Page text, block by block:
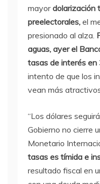
mayordolarización
preelectorales, el
presionado al alza.
aguas, ayer el
tasas de interés
intento de que los
vean más
“Los dólares
Gobierno no cierre
Monetario
tasas es tímida e
resultado fiscal en